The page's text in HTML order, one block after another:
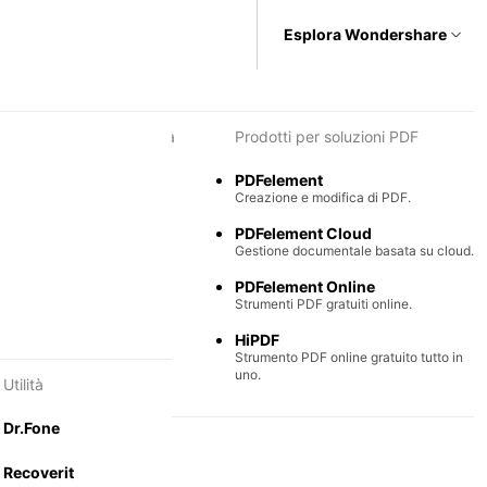
per diagrammi e grafica Prodotti per soluzioni PDF
PDFelement
Creazione e modifica di PDF.
PDFelement Cloud
Gestione documentale basata su cloud.
PDFelement Online
Strumenti PDF gratuiti online.
HiPDF
Strumento PDF online gratuito tutto in
uno.
Utilità
Dr.Fone
Recoverit
Esplora Wondershare